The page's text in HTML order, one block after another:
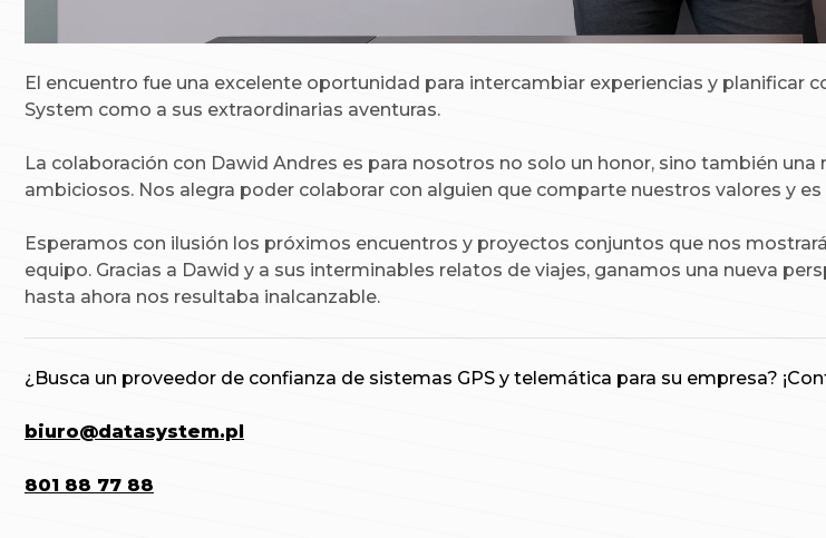
El encuentro fue una excelente oportunidad para intercambiar experiencias y
System como a sus extraordinarias aventuras.
La colaboración con Dawid Andres es para nosotros no solo un honor, sino también
ambiciosos. Nos alegra poder colaborar con alguien que comparte nuestros valores y
Esperamos con ilusión los próximos encuentros y proyectos conjuntos que nos
equipo. Gracias a Dawid y a sus interminables relatos de viajes, ganamos una nueva
hasta ahora nos resultaba inalcanzable.
¿Busca un proveedor de confianza de sistemas GPS y telemática para su empresa?
biuro@datasystem.pl
801 88 77 88